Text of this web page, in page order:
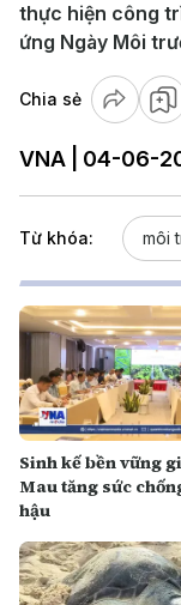
thực hiện công
ứng Ngày Môi
Chia sẻ
VNA | 04-06-
Từ khóa: môi
Sinh kế bền vững
Mau tăng sức
hậu